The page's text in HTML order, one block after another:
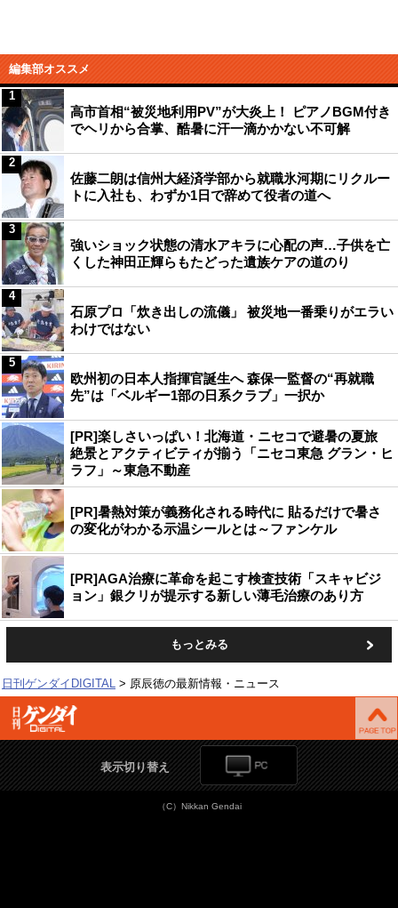
編集部オススメ
高市首相“被災地利用PV”が大炎上！ ピアノBGM付き
でヘリから合掌、酷暑に汗一滴かかない不可解
1
佐藤二朗は信州大経済学部から就職氷河期にリクルー
トに入社も、わずか1日で辞めて役者の道へ
2
強いショック状態の清水アキラに心配の声…子供を亡
くした神田正輝らもたどった遺族ケアの道のり
3
石原プロ「炊き出しの流儀」 被災地一番乗りがエラい
わけではない
4
欧州初の日本人指揮官誕生へ 森保一監督の“再就職
先”は「ベルギー1部の日系クラブ」一択か
5
[PR]楽しさいっぱい！北海道・ニセコで避暑の夏旅
絶景とアクティビティが揃う「ニセコ東急 グラン・ヒ
ラフ」～東急不動産
[PR]暑熱対策が義務化される時代に 貼るだけで暑さ
の変化がわかる示温シールとは～ファンケル
[PR]AGA治療に革命を起こす検査技術「スキャビジ
ョン」銀クリが提示する新しい薄毛治療のあり方
もっとみる
日刊ゲンダイDIGITAL 原辰徳の最新情報・ニュース
表示切り替え
（C）Nikkan Gendai